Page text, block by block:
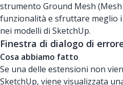
strumento Ground Mesh
funzionalità e sfruttare meglio
nei modelli di SketchUp.
Finestra di dialogo di
Cosa abbiamo fatto
Se una delle estensioni non
SketchUp, viene visualizzata